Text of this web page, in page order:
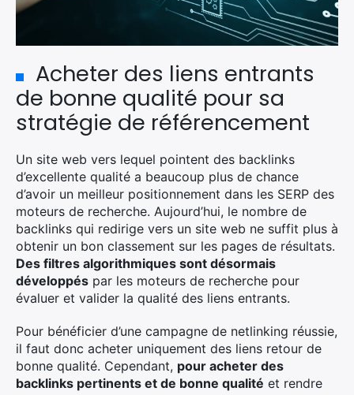
Acheter des liens entrants
de bonne qualité pour sa
stratégie de référencement
Un site web vers lequel pointent des backlinks
d’excellente qualité a beaucoup plus de chance
d’avoir un meilleur positionnement dans les SERP des
moteurs de recherche. Aujourd’hui, le nombre de
backlinks qui redirige vers un site web ne suffit plus à
obtenir un bon classement sur les pages de résultats.
Des filtres algorithmiques sont désormais
développés par les moteurs de recherche pour
évaluer et valider la qualité des liens entrants.
Pour bénéficier d’une campagne de netlinking réussie,
il faut donc acheter uniquement des liens retour de
bonne qualité. Cependant, pour acheter des
backlinks pertinents et de bonne qualité et rendre